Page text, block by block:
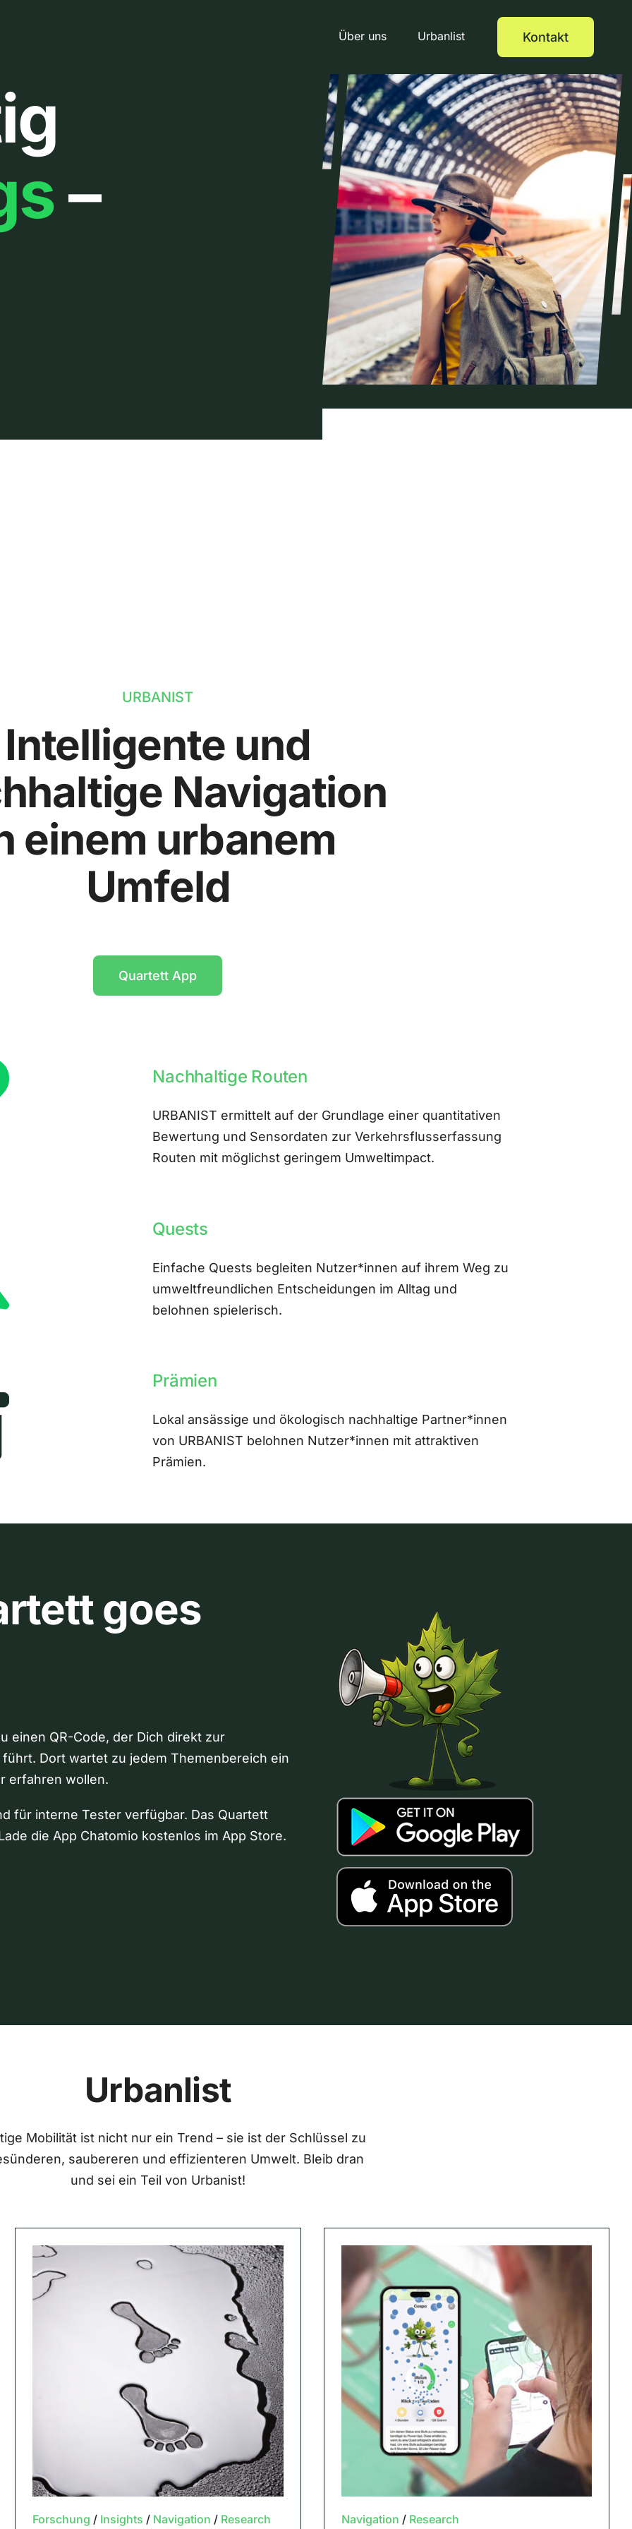
Über uns Urbanlist Kontakt
–
URBANIST
Intelligente und
Navigation
einem urbanem
Umfeld
Quartett App
Nachhaltige Routen
URBANIST ermittelt auf der Grundlage einer quantitativen
Bewertung und Sensordaten zur Verkehrsflusserfassung
Routen mit möglichst geringem Umweltimpact.
Quests
Einfache Quests begleiten Nutzer*innen auf ihrem Weg zu
umweltfreundlichen Entscheidungen im Alltag und
belohnen spielerisch.
Prämien
Lokal ansässige und ökologisch nachhaltige Partner*innen
von URBANIST belohnen Nutzer*innen mit attraktiven
Prämien.
goes
einen QR-Code, der Dich direkt zur
Dort wartet zu jedem Themenbereich ein
erfahren wollen.
für interne Tester verfügbar. Das Quartett
die App Chatomio kostenlos im App Store.
Urbanlist
Mobilität ist nicht nur ein Trend – sie ist der Schlüssel zu
saubereren und effizienteren Umwelt. Bleib dran
und sei ein Teil von Urbanist!
Forschung / Insights / Navigation / Research Navigation / Research